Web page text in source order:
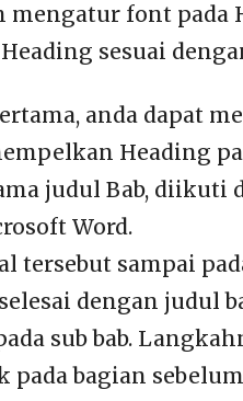
mengatur font
sesuai
anda dapat
Heading
judul Bab, diikuti
Word.
tersebut sampai
dengan judul
sub bab.
pada bagian